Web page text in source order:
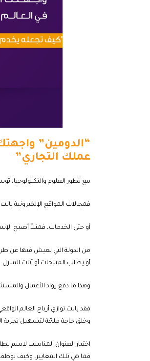
“الدومين”
عملك التجاري”
مع تطور العلوم والتكنولوجيا،
فمجالات المواقع الإلكترونية
أو حتى الخدمات، فمثلاً أصبح
من الدولة التي يعيش فيها عن
أو يطلب المنتجات أو أثاث المنزل.
وهذا ما دفع رواد الأعمال
فقد باتت توازي أرباح العالم
وخلق حاجة ملحّة لتسهيل تجربة
اختيار العنوان المناسب لاسم
فما هي تلك المعايير، وكيف